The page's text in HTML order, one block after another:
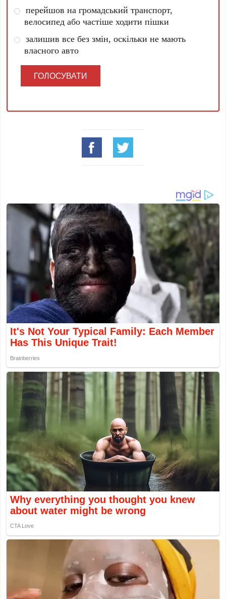
перейшов на громадський транспорт,
велосипед або частіше ходити пішки
залишив все без змін, оскільки не мають
власного авто